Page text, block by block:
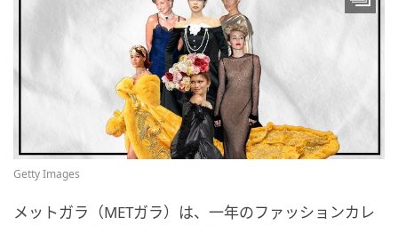
Getty Images
メットガラ（METガラ）は、一年のファッションカレ